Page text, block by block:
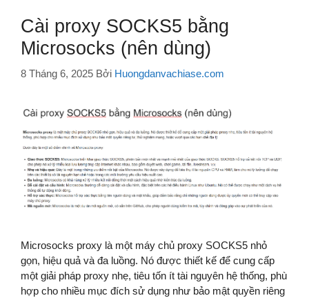
Cài proxy SOCKS5 bằng
Microsocks (nên dùng)
8 Tháng 6, 2025 Bởi Huongdanvachiase.com
Microsocks proxy là một máy chủ proxy SOCKS5 nhỏ
gọn, hiệu quả và đa luồng. Nó được thiết kế để cung cấp
một giải pháp proxy nhẹ, tiêu tốn ít tài nguyên hệ thống, phù
hợp cho nhiều mục đích sử dụng như bảo mật quyền riêng